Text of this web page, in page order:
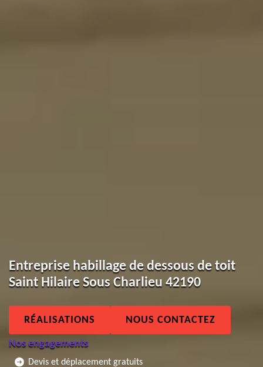
Entreprise habillage de dessous de toit
Saint Hilaire Sous Charlieu 42190
RÉALISATIONS NOUS CONTACTEZ
Nos engagements
Devis et déplacement gratuits